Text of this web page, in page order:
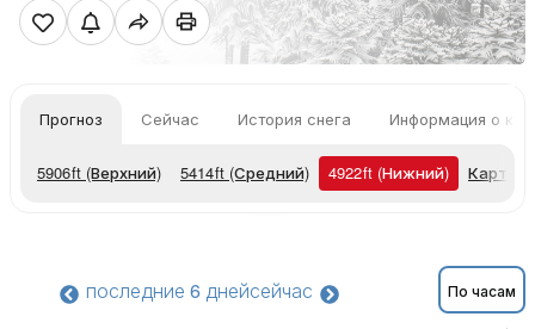
Прогноз Сейчас История снега Информация о
5906ft (Верхний) 5414ft (Средний) 4922ft (Нижний) Карты
последние 6 днейсейчас По часам